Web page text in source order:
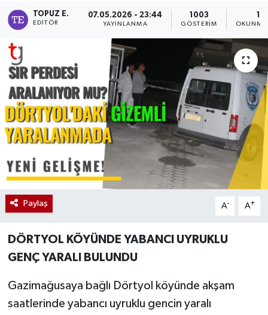
TOPUZ E.
EDITÖR
07.05.2026 - 23:44
YAYINLANMA
1003
GÖSTERIM OKUNMA
Paylaş A- A+
DÖRTYOL KÖYÜNDE YABANCI UYRUKLU
GENÇ YARALI BULUNDU
Gazimağusaya bağlı Dörtyol köyünde akşam
saatlerinde yabancı uyruklu gencin yaralı